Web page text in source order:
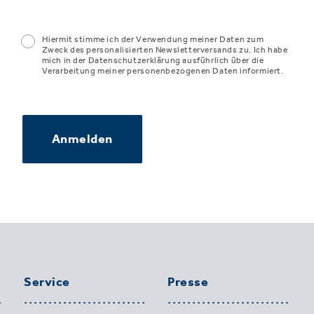
Hiermit stimme ich der Verwendung meiner Daten zum
Zweck des personalisierten Newsletterversands zu. Ich habe
mich in der Datenschutzerklärung ausführlich über die
Verarbeitung meiner personenbezogenen Daten informiert.
Anmelden
Service Presse